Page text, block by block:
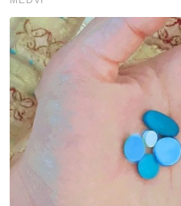
Dalam masa sama,
berlaku antara
mengambil
itu, Mohamed Khaled
mereka hanya
pangkat berbanding